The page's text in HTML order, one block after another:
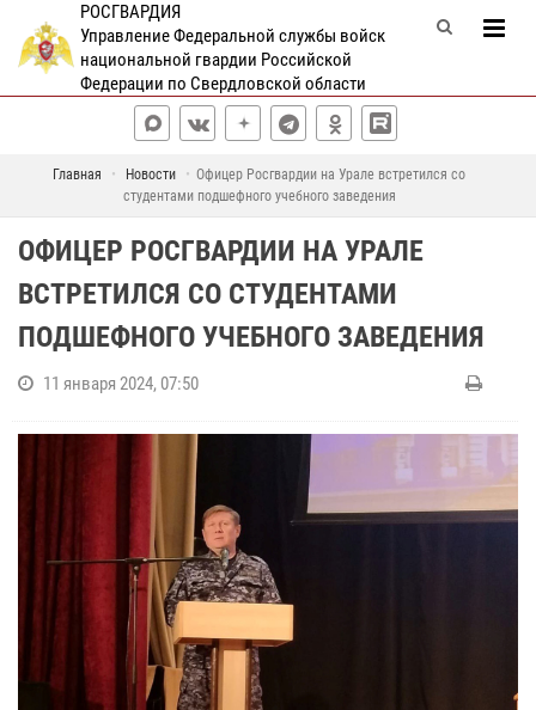
РОСГВАРДИЯ
Управление Федеральной службы войск
национальной гвардии Российской
Федерации по Свердловской области
Главная Новости
Офицер Росгвардии на Урале встретился со
студентами подшефного учебного заведения
ОФИЦЕР РОСГВАРДИИ НА УРАЛЕ
ВСТРЕТИЛСЯ СО СТУДЕНТАМИ
ПОДШЕФНОГО УЧЕБНОГО ЗАВЕДЕНИЯ
11 января 2024, 07:50